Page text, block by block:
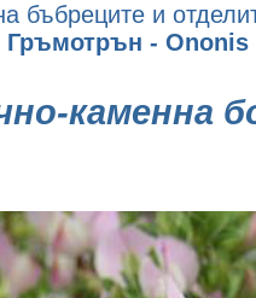
бъбреците и
Гръмотрън -
каменна